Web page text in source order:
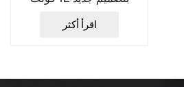
اقرأ أكثر